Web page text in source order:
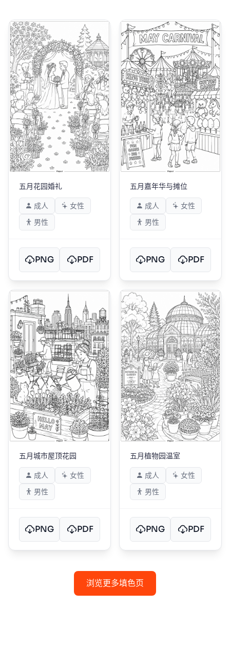
五月花园婚礼
成人
女性
男性
PNG PDF
五月嘉年华与摊位
成人
女性
男性
PNG PDF
五月城市屋顶花园
成人
女性
男性
PNG PDF
五月植物园温室
成人
女性
男性
PNG PDF
浏览更多填色页